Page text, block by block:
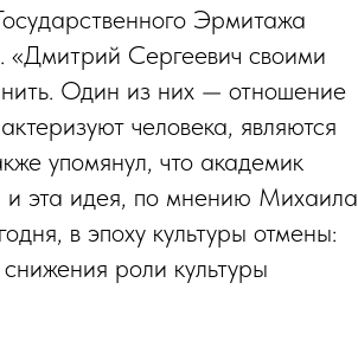
Эрмитажа
Сергеевич своими
Один из них — отношение
человека, являются
упомянул, что академик
и эта идея, по мнению Михаила
в эпоху культуры отмены:
роли культуры